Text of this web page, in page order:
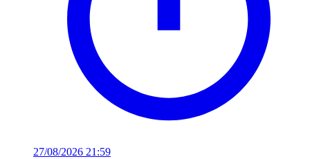
27/08/2026 21:59